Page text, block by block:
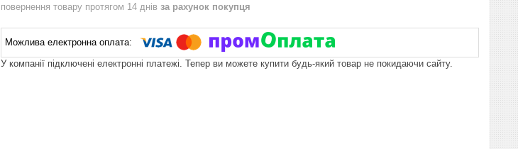
повернення товару протягом 14 днів за рахунок покупця
У компанії підключені електронні платежі. Тепер ви можете купити будь-який товар не покидаючи сайту.